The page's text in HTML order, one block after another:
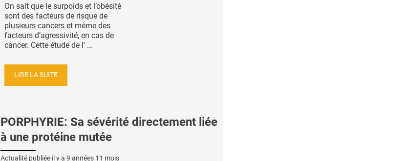
On sait que le surpoids et l’obésité
sont des facteurs de risque de
plusieurs cancers et même des
facteurs d’agressivité, en cas de
cancer. Cette étude de l' ...
LIRE LA SUITE
PORPHYRIE: Sa sévérité directement liée
à une protéine mutée
Actualité publiée il y a 9 années 11 mois